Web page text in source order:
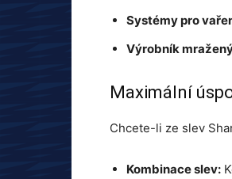
Systémy pro
Výrobník
Maximální
Chcete-li ze slev
Kombinace slev: